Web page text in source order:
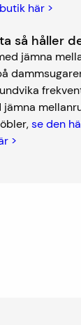
här >
så håller
jämna
se den
>